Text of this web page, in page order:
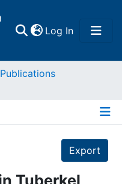
Log In(current)
Publications
Export
Tuberkel